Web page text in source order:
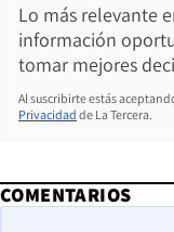
Lo más relevante
información
tomar mejores
Al suscribirte estás
Privacidad de La Tercera.
COMENTARIOS